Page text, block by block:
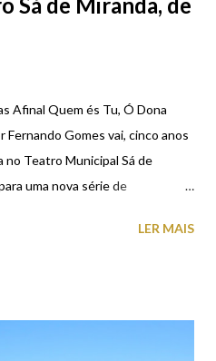
Afinal Quem és Tu, Ó Dona
Fernando Gomes vai, cinco anos
no Teatro Municipal Sá de
uma nova série de
Perfeito, Elisabete Pinto,
LER MAIS